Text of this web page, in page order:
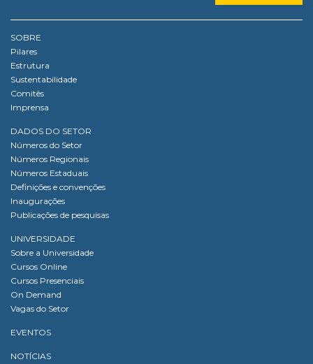
SOBRE
Pilares
Estrutura
Sustentabilidade
Comitês
Imprensa
DADOS DO SETOR
Números do Setor
Números Regionais
Números Estaduais
Definições e convenções
Inaugurações
Publicações de pesquisas
UNIVERSIDADE
Sobre a Universidade
Cursos Online
Cursos Presenciais
On Demand
Vagas do Setor
EVENTOS
NOTÍCIAS